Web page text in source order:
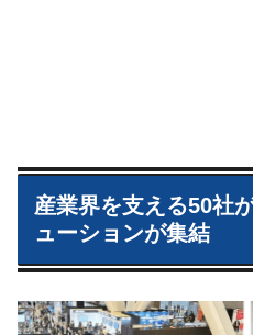
産業界を支える50社
ューションが集結